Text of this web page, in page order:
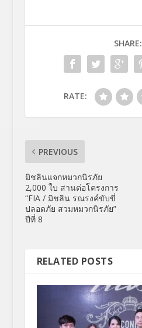
SHARE:
RATE:
PREVIOUS
มิชลินแจกหมวกนิรภัย
2,000 ใบ สานต่อโครงการ
“FIA / มิชลิน รณรงค์ขับขี่
ปลอดภัย สวมหมวกนิรภัย”
ปีที่ 8
RELATED POSTS